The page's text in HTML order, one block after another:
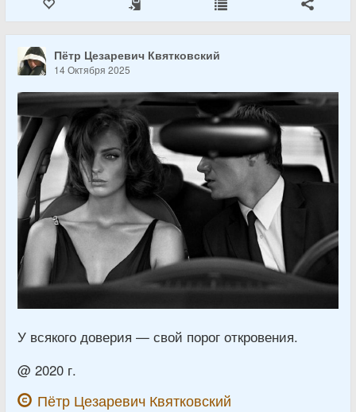
Пётр Цезаревич Квятковский
14 Октября 2025
У всякого доверия — свой порог откровения.
@ 2020 г.
Пётр Цезаревич Квятковский